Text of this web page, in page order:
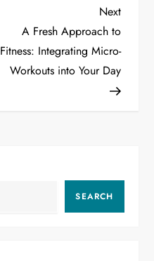
Next
Post
Next
A Fresh Approach to
Fitness: Integrating Micro-
Workouts into Your Day
SEARCH